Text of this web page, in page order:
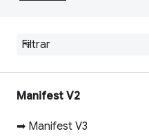
Manifest V2
➡ Manifest V3